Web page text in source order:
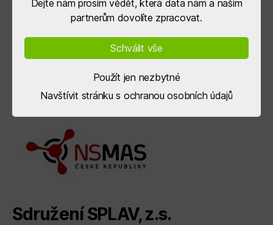
Sdružení SPLAV, z.s.
Dejte nám prosím vědět, která data nám a našim
partnerům dovolíte zpracovat.
Schválit vše
Použít jen nezbytné
Navštívit stránku s ochranou osobních údajů